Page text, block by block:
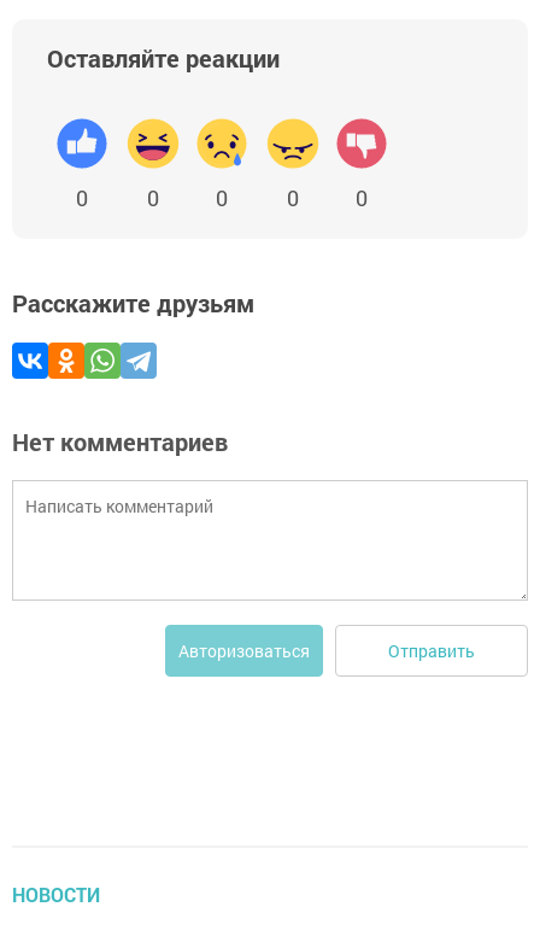
Оставляйте реакции
0 0 0 0 0
Расскажите друзьям
Нет комментариев
Авторизоваться Отправить
НОВОСТИ